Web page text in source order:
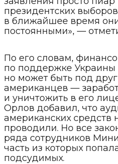
президентских
в ближайшее время
постоянными», —
По его словам,
по поддержке Украины
но может быть под
американцев —
и уничтожить в его
Орлов добавил, что
американских средств
проводили. Но все
ряда сотрудников
часть из которых
подсудимых.